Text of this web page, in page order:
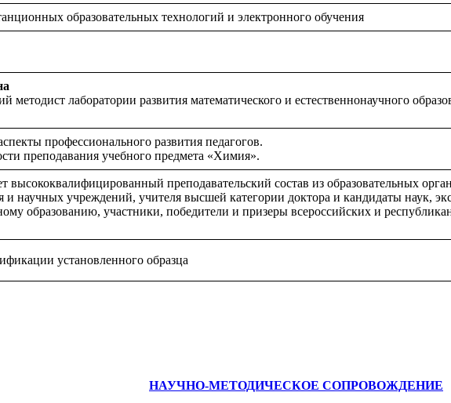
образовательных технологий и электронного обучения
методист лаборатории развития математического и естественнонаучного
профессионального развития педагогов.
преподавания учебного предмета «Химия».
высококвалифицированный преподавательский состав из образовательных
и научных учреждений, учителя высшей категории доктора и кандидаты наук,
образованию, участники, победители и призеры всероссийских и
установленного образца
НАУЧНО-МЕТОДИЧЕСКОЕ СОПРОВОЖДЕНИЕ